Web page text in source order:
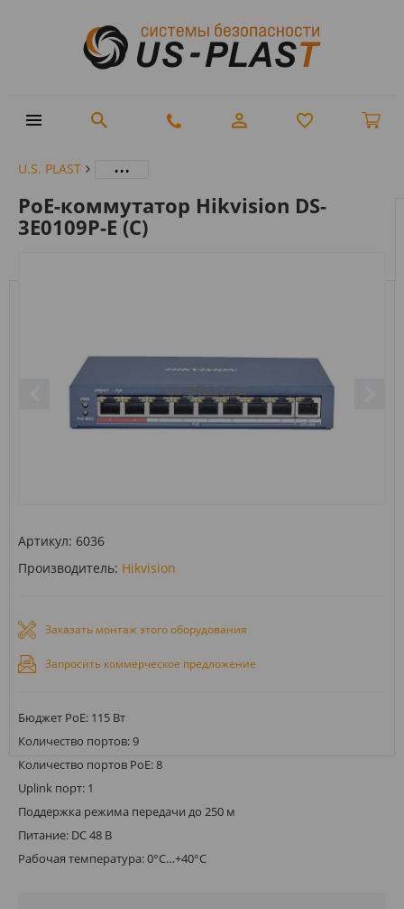
U.S. PLAST ...
PoE-коммутатор Hikvision DS-
3E0109P-E (C)
Артикул: 6036
Производитель: Hikvision
Заказать монтаж этого оборудования
Запросить коммерческое предложение
Бюджет PoE: 115 Вт
Количество портов: 9
Количество портов PoE: 8
Uplink порт: 1
Поддержка режима передачи до 250 м
Питание: DC 48 В
Рабочая температура: 0°C…+40°C